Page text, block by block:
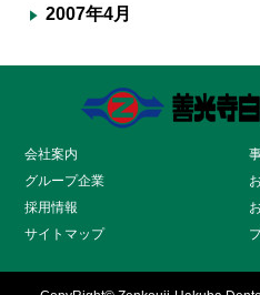
2007年4月
会社案内
グループ企業
採用情報
サイトマップ